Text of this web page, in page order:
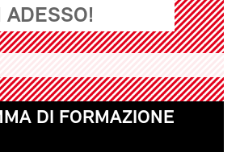
ADESSO!
DI FORMAZIONE